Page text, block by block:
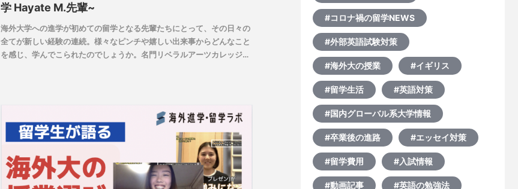
学 Hayate M.先輩~
海外大学への進学が初めての留学となる先輩たちにとって、その日々の
全てが新しい経験の連続。様々なピンチや嬉しい出来事からどんなこと
を感じ、学んでこられたのでしょうか。名門リベラルアーツカレッジの
#コロナ禍の留学NEWS
#外部英語試験対策
#海外大の授業 #イギリス
#留学生活 #英語対策
#国内グローバル系大学情報
#卒業後の進路 #エッセイ対策
#留学費用 #入試情報
#動画記事 #英語の勉強法